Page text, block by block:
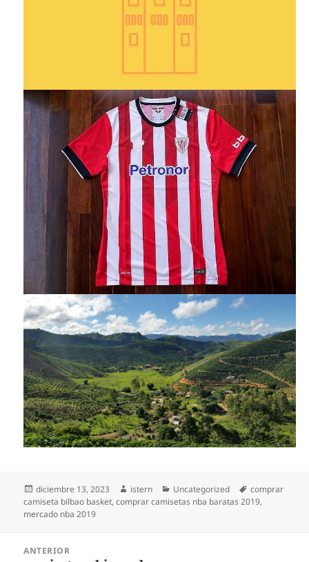
Publicado
el
diciembre 13, 2023 Autor
istern Categorías
Uncategorized Etiquetas
comprar
camiseta bilbao basket,comprar camisetas nba baratas 2019,
mercado nba 2019
ANTERIOR